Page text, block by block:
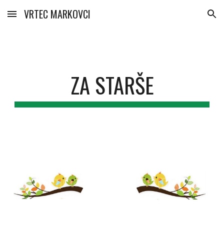
Skip to main content Skip to navigation
VRTEC MARKOVCI
ZA STARŠE